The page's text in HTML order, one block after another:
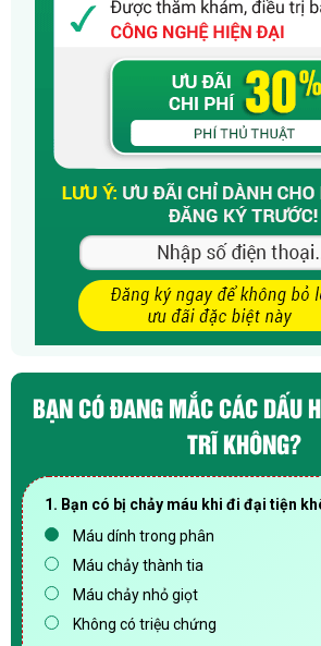
BẠN CÓ ĐANG MẮC CÁC DẤU
TRĨ KHÔNG?
1. Bạn có bị chảy máu khi đi đại tiện
Máu dính trong phân
Máu chảy thành tia
Máu chảy nhỏ giọt
Không có triệu chứng